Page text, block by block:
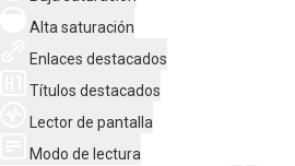
Alta saturación
Enlaces destacados
Títulos destacados
Lector de pantalla
Modo de lectura